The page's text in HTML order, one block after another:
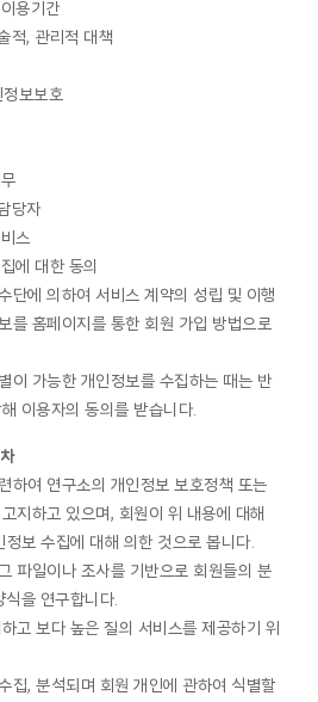
용기간
적, 관리적 대책
보보호
당자
스
에 대한 동의
단에 의하여 서비스 계약의 성립 및 이행
를 홈페이지를 통한 회원 가입 방법으로
이 가능한 개인정보를 수집하는 때는 반
이용자의 동의를 받습니다.
하여 연구소의 개인정보 보호정책 또는
지하고 있으며, 회원이 위 내용에 대해
정보 수집에 대해 의한 것으로 봅니다.
파일이나 조사를 기반으로 회원들의 분
을 연구합니다.
고 보다 높은 질의 서비스를 제공하기 위
집, 분석되며 회원 개인에 관하여 식별할